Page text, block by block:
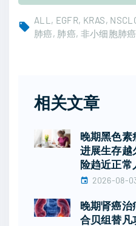
ALL EGFR KRAS
肺癌 肺癌 非小细胞肺癌
相关文章
晚期黑色素
进展生存越
险趋近正常
2026-08-
晚期肾癌治
合贝组替凡